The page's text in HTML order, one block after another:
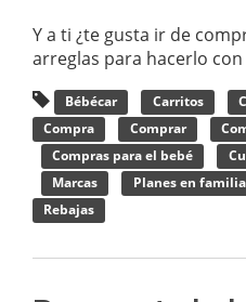
Y a ti ¿te gusta ir de
arreglas para hacerlo
Bébécar Carritos
Compra
Comprar
Compras para el bebé
Marcas
Planes en familia
Rebajas